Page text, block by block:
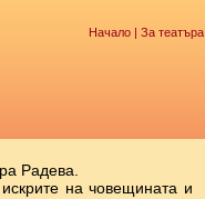
Начало | За театъра
Радева.
на човещината и